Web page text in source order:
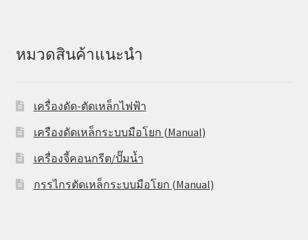
หมวดสินค้าแนะนำ
เครื่องดัด-ตัดเหล็กไฟฟ้า
เครืองดัดเหล็กระบบมือโยก (Manual)
เครื่องจี้คอนกรีต/ปั๊มน้ำ
กรรไกรตัดเหล็กระบบมือโยก (Manual)